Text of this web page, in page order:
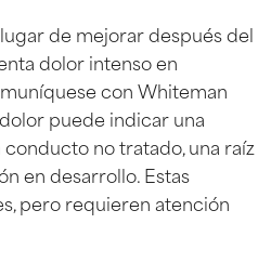
de mejorar después del
dolor intenso en
con Whiteman
puede indicar una
no tratado, una raíz
en desarrollo. Estas
pero requieren atención